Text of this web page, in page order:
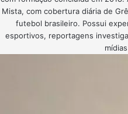
Mista, com cobertura diária de
futebol brasileiro. Possui
esportivos, reportagens